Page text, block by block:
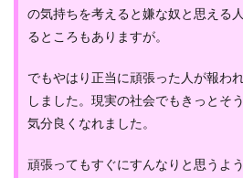
の気持ちを考えると嫌な奴と思える
るところもありますが。
でもやはり正当に頑張った人が報わ
しました。現実の社会でもきっとそ
気分良くなれました。
頑張ってもすぐにすんなりと思うよ